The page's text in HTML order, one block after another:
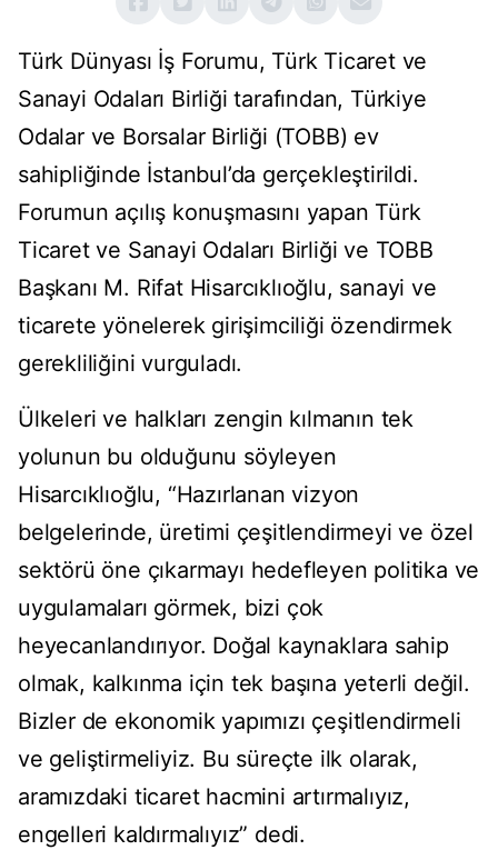
Türk Dünyası İş Forumu, Türk Ticaret ve
Sanayi Odaları Birliği tarafından, Türkiye
Odalar ve Borsalar Birliği (TOBB) ev
sahipliğinde İstanbul’da gerçekleştirildi.
Forumun açılış konuşmasını yapan Türk
Ticaret ve Sanayi Odaları Birliği ve TOBB
Başkanı M. Rifat Hisarcıklıoğlu, sanayi ve
ticarete yönelerek girişimciliği özendirmek
gerekliliğini vurguladı.
Ülkeleri ve halkları zengin kılmanın tek
yolunun bu olduğunu söyleyen
Hisarcıklıoğlu, “Hazırlanan vizyon
belgelerinde, üretimi çeşitlendirmeyi ve özel
sektörü öne çıkarmayı hedefleyen politika ve
uygulamaları görmek, bizi çok
heyecanlandırıyor. Doğal kaynaklara sahip
olmak, kalkınma için tek başına yeterli değil.
Bizler de ekonomik yapımızı çeşitlendirmeli
ve geliştirmeliyiz. Bu süreçte ilk olarak,
aramızdaki ticaret hacmini artırmalıyız,
engelleri kaldırmalıyız” dedi.